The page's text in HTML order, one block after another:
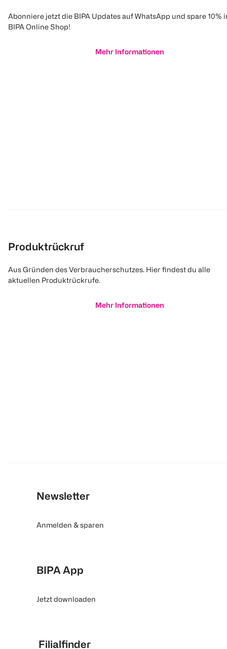
Abonniere jetzt die BIPA Updates auf WhatsApp und spare 10%
BIPA Online Shop!
Mehr Informationen
Produktrückruf
Aus Gründen des Verbraucherschutzes. Hier findest du alle
aktuellen Produktrückrufe.
Mehr Informationen
Newsletter
Anmelden & sparen
BIPA App
Jetzt downloaden
Filialfinder